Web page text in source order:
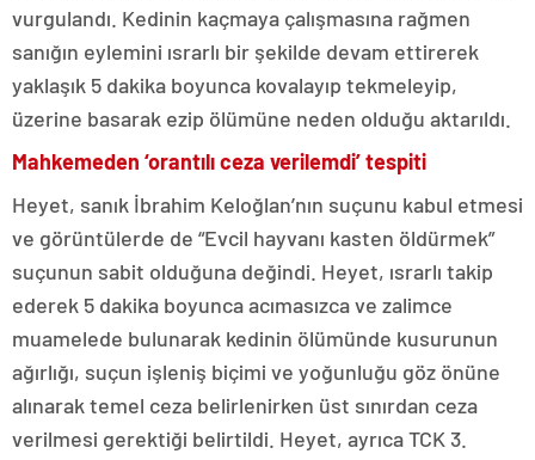
vurgulandı. Kedinin kaçmaya çalışmasına rağmen
sanığın eylemini ısrarlı bir şekilde devam ettirerek
yaklaşık 5 dakika boyunca kovalayıp tekmeleyip,
üzerine basarak ezip ölümüne neden olduğu aktarıldı.
Mahkemeden ‘orantılı ceza verilemdi’ tespiti
Heyet, sanık İbrahim Keloğlan’nın suçunu kabul etmesi
ve görüntülerde de “Evcil hayvanı kasten öldürmek”
suçunun sabit olduğuna değindi. Heyet, ısrarlı takip
ederek 5 dakika boyunca acımasızca ve zalimce
muamelede bulunarak kedinin ölümünde kusurunun
ağırlığı, suçun işleniş biçimi ve yoğunluğu göz önüne
alınarak temel ceza belirlenirken üst sınırdan ceza
verilmesi gerektiği belirtildi. Heyet, ayrıca TCK 3.